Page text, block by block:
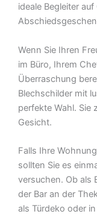
ideale Begleiter
Wenn Sie Ihren
im Büro, Ihrem
Überraschung
Blechschilder mit
perfekte Wahl. Sie
Gesicht.
Falls Ihre
sollten Sie es
versuchen. Ob als
der Bar an der
als Türdeko oder